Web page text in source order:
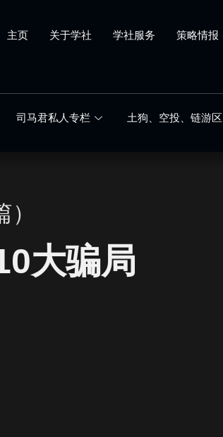
主页 关于学社 学社服务 策略情报
司马君私人专栏 土狗、空投、链游区
大骗局